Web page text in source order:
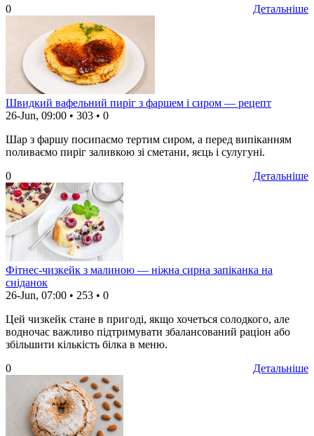
Детальніше
0
Швидкий вафельний пиріг з фаршем і сиром — рецепт
26-Jun, 09:00 • 303 • 0
Шар з фаршу посипаємо тертим сиром, а перед випіканням
поливаємо пиріг заливкою зі сметани, яєць і сулугуні.
Детальніше
0
Фітнес-чизкейк з малиною — ніжна сирна запіканка на
сніданок
26-Jun, 07:00 • 253 • 0
Цей чизкейк стане в пригоді, якщо хочеться солодкого, але
водночас важливо підтримувати збалансований раціон або
збільшити кількість білка в меню.
Детальніше
0